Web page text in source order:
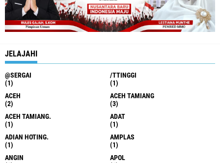
JELAJAHI
@SERGAI
(1)
/TTINGGI
(1)
ACEH
(2)
ACEH TAMIANG
(3)
ACEH TAMIANG.
(1)
ADAT
(1)
ADIAN HOTING.
(1)
AMPLAS
(1)
ANGIN
APOL